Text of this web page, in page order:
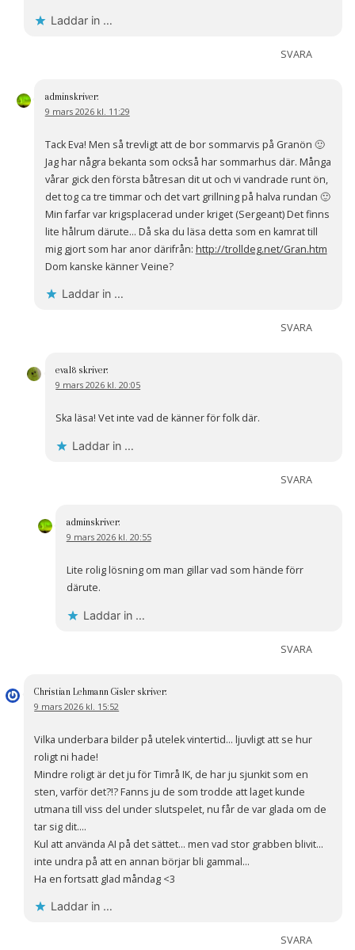
Laddar in …
SVARA
adminskriver:
9 mars 2026 kl. 11:29
Tack Eva! Men så trevligt att de bor sommarvis på Granön 🙂
Jag har några bekanta som också har sommarhus där. Många
vårar gick den första båtresan dit ut och vi vandrade runt ön,
det tog ca tre timmar och det vart grillning på halva rundan 🙂
Min farfar var krigsplacerad under kriget (Sergeant) Det finns
lite hålrum därute… Då ska du läsa detta som en kamrat till
mig gjort som har anor därifrån: http://trolldeg.net/Gran.htm
Dom kanske känner Veine?
Laddar in …
SVARA
eval8 skriver:
9 mars 2026 kl. 20:05
Ska läsa! Vet inte vad de känner för folk där.
Laddar in …
SVARA
adminskriver:
9 mars 2026 kl. 20:55
Lite rolig lösning om man gillar vad som hände förr
därute.
Laddar in …
SVARA
Christian Lehmann Gisler skriver:
9 mars 2026 kl. 15:52
Vilka underbara bilder på utelek vintertid… ljuvligt att se hur
roligt ni hade!
Mindre roligt är det ju för Timrå IK, de har ju sjunkit som en
sten, varför det?!? Fanns ju de som trodde att laget kunde
utmana till viss del under slutspelet, nu får de var glada om de
tar sig dit….
Kul att använda AI på det sättet… men vad stor grabben blivit…
inte undra på att en annan börjar bli gammal…
Ha en fortsatt glad måndag <3
Laddar in …
SVARA